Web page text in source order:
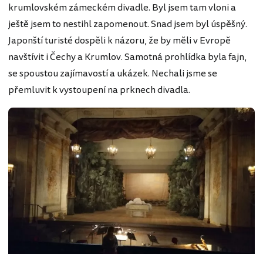
krumlovském zámeckém divadle. Byl jsem tam vloni a
ještě jsem to nestihl zapomenout. Snad jsem byl úspěšný.
Japonští turisté dospěli k názoru, že by měli v Evropě
navštívit i Čechy a Krumlov. Samotná prohlídka byla fajn,
se spoustou zajímavostí a ukázek. Nechali jsme se
přemluvit k vystoupení na prknech divadla.